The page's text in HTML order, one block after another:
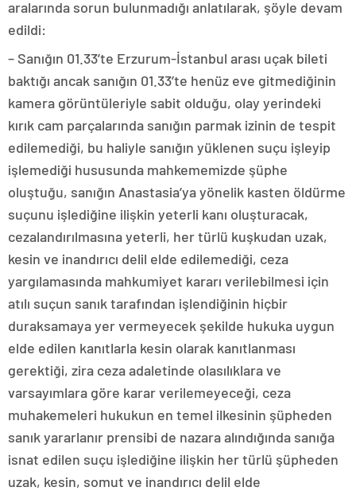
aralarında sorun bulunmadığı anlatılarak, şöyle devam
edildi:
– Sanığın 01.33’te Erzurum-İstanbul arası uçak bileti
baktığı ancak sanığın 01.33’te henüz eve gitmediğinin
kamera görüntüleriyle sabit olduğu, olay yerindeki
kırık cam parçalarında sanığın parmak izinin de tespit
edilemediği, bu haliyle sanığın yüklenen suçu işleyip
işlemediği hususunda mahkememizde şüphe
oluştuğu, sanığın Anastasia’ya yönelik kasten öldürme
suçunu işlediğine ilişkin yeterli kanı oluşturacak,
cezalandırılmasına yeterli, her türlü kuşkudan uzak,
kesin ve inandırıcı delil elde edilemediği, ceza
yargılamasında mahkumiyet kararı verilebilmesi için
atılı suçun sanık tarafından işlendiğinin hiçbir
duraksamaya yer vermeyecek şekilde hukuka uygun
elde edilen kanıtlarla kesin olarak kanıtlanması
gerektiği, zira ceza adaletinde olasılıklara ve
varsayımlara göre karar verilemeyeceği, ceza
muhakemeleri hukukun en temel ilkesinin şüpheden
sanık yararlanır prensibi de nazara alındığında sanığa
isnat edilen suçu işlediğine ilişkin her türlü şüpheden
uzak, kesin, somut ve inandırıcı delil elde